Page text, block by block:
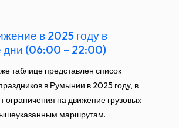
в 2025 году в
дни (06:00 – 22:00)
таблице представлен список
в Румынии в 2025 году, в
ограничения на движение грузовых
маршрутам.